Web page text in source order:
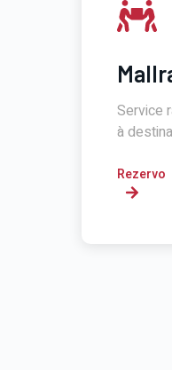
Service
à
Rezervo